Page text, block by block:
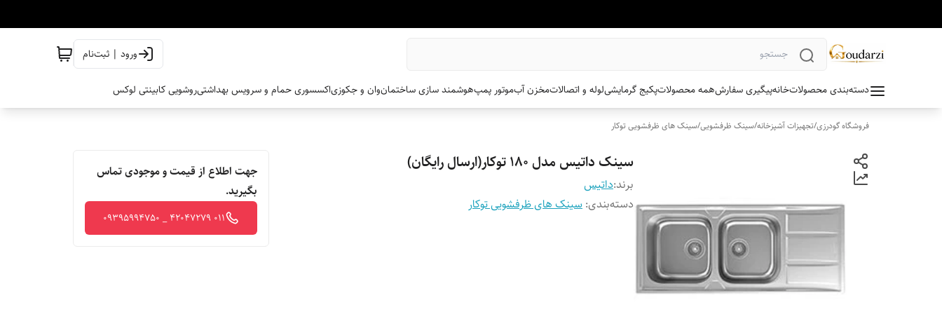
ورود | ثبت‌نام
دسته‌بندی محصولاتخانهپیگیری سفارشهمه محصولاتپکیج گرمایشیلوله و اتصالاتمخزن آبموتور پمپهوشمند سازی ساختمانوان و جکوزیاکسسوری حمام و سرویس بهداشتیروشویی کابینتی لوکس
فروشگاه گودرزی/تجهیزات آشپزخانه/سینک ظرفشویی/سینک های ظرفشویی توکار
سینک داتیس مدل 180 توکار(ارسال رایگان)
برند:داتیس
دسته‌بندی: سینک های ظرفشویی توکار
جهت اطلاع از قیمت و موجودی تماس
بگیرید.
011 42047279 _ 09395994750